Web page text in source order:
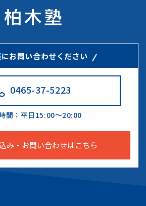
お問い合わせください
0465-37-5223
間： 平日15:00～20:00
み・お問い合わせはこちら